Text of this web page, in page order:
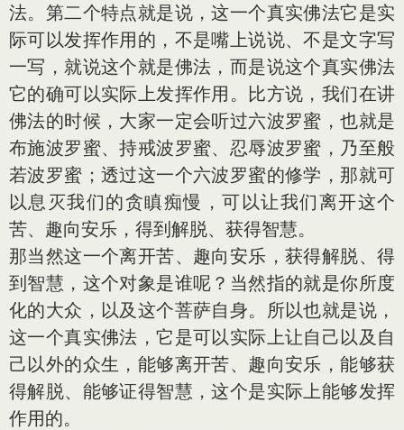
法。第二个特点就是说，这一个真实佛法它是实
际可以发挥作用的，不是嘴上说说、不是文字写
一写，就说这个就是佛法，而是说这个真实佛法
它的确可以实际上发挥作用。比方说，我们在讲
佛法的时候，大家一定会听过六波罗蜜，也就是
布施波罗蜜、持戒波罗蜜、忍辱波罗蜜，乃至般
若波罗蜜；透过这一个六波罗蜜的修学，那就可
以息灭我们的贪瞋痴慢，可以让我们离开这个
苦、趣向安乐，得到解脱、获得智慧。
那当然这一个离开苦、趣向安乐，获得解脱、得
到智慧，这个对象是谁呢？当然指的就是你所度
化的大众，以及这个菩萨自身。所以也就是说，
这一个真实佛法，它是可以实际上让自己以及自
己以外的众生，能够离开苦、趣向安乐，能够获
得解脱、能够证得智慧，这个是实际上能够发挥
作用的。